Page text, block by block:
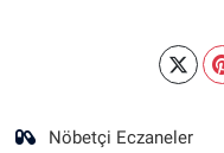
Nöbetçi Eczaneler